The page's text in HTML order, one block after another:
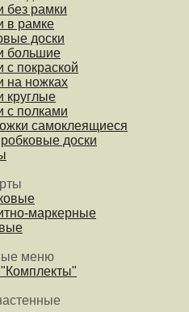
без рамки
в рамке
доски
большие
с покраской
на ножках
круглые
с полками
самоклеящиеся
доски
маркерные
меню